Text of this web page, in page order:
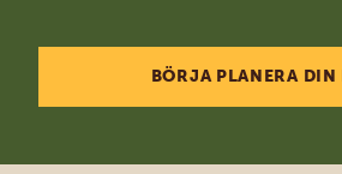
BÖRJA PLANERA DIN